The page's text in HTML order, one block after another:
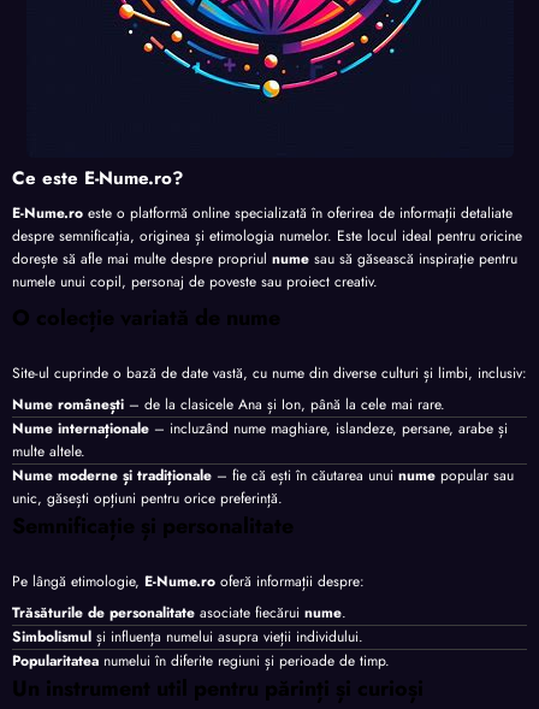
Ce este E-Nume.ro?
E-Nume.ro este o platformă online specializată în oferirea de informații detaliate
despre semnificația, originea și etimologia numelor. Este locul ideal pentru oricine
dorește să afle mai multe despre propriul nume sau să găsească inspirație pentru
numele unui copil, personaj de poveste sau proiect creativ.
O colecție variată de nume
Site-ul cuprinde o bază de date vastă, cu nume din diverse culturi și limbi, inclusiv:
Nume românești – de la clasicele Ana și Ion, până la cele mai rare.
Nume internaționale – incluzând nume maghiare, islandeze, persane, arabe și
multe altele.
Nume moderne și tradiționale – fie că ești în căutarea unui nume popular sau
unic, găsești opțiuni pentru orice preferință.
Semnificație și personalitate
Pe lângă etimologie, E-Nume.ro oferă informații despre:
Trăsăturile de personalitate asociate fiecărui nume.
Simbolismul și influența numelui asupra vieții individului.
Popularitatea numelui în diferite regiuni și perioade de timp.
Un instrument util pentru părinți și curioși